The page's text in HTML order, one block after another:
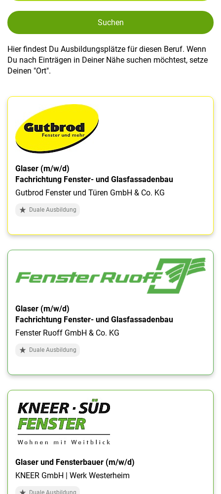
Suchen
Hier findest Du Ausbildungsplätze für diesen Beruf. Wenn
Du nach Einträgen in Deiner Nähe suchen möchtest, setze
Deinen "Ort".
Glaser (m/w/d)
Fachrichtung Fenster- und Glasfassadenbau
Gutbrod Fenster und Türen GmbH & Co. KG
Duale Ausbildung
Glaser (m/w/d)
Fachrichtung Fenster- und Glasfassadenbau
Fenster Ruoff GmbH & Co. KG
Duale Ausbildung
Glaser und Fensterbauer (m/w/d)
KNEER GmbH | Werk Westerheim
Duale Ausbildung